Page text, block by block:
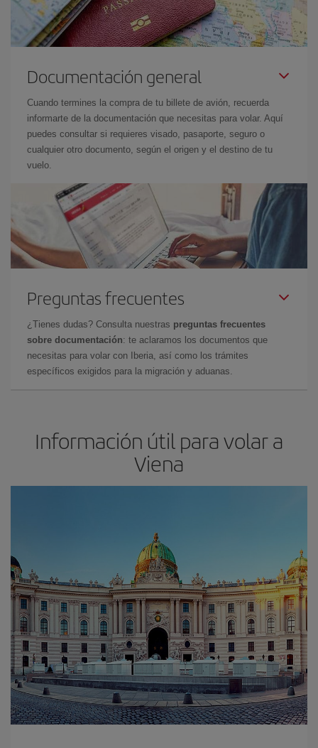
Documentación general
Cuando termines la compra de tu billete de avión, recuerda
informarte de la documentación que necesitas para volar. Aquí
puedes consultar si requieres visado, pasaporte, seguro o
cualquier otro documento, según el origen y el destino de tu
vuelo.
Preguntas frecuentes
¿Tienes dudas? Consulta nuestras preguntas frecuentes
sobre documentación: te aclaramos los documentos que
necesitas para volar con Iberia, así como los trámites
específicos exigidos para la migración y aduanas.
Información útil para volar a
Viena